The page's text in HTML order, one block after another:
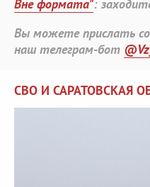
Вне формата":
Вы можете прислать
наш телеграм-бот
СВО И САРАТОВСКАЯ